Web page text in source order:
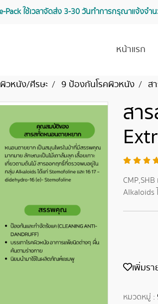
ใช้เวลาจัดส่ง 3-30 วันทำการ กรุณาแจ้งจำ
หน้าแรก
วหนัง/ศีรษะ 9 ป้องกันโรคผิวหนัง ส
สา
Alkaloids
เพิ่มร
หมวดหมู่ :